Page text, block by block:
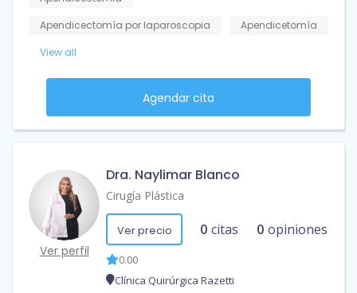
Apendicectomía por laparoscopia
Apendicetomía
View all
Agendar cita
Ver perfil
Dra. Naylimar Blanco
Cirugía Plástica
Ver precio 0 citas 0 opiniones
0.00
Clínica Quirúrgica Razetti